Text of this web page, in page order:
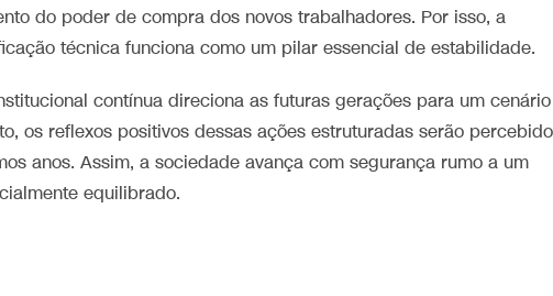
do poder de compra dos novos trabalhadores. Por isso, a
técnica funciona como um pilar essencial de estabilidade.
contínua direciona as futuras gerações para um cenário
os reflexos positivos dessas ações estruturadas serão
anos. Assim, a sociedade avança com segurança rumo a um
equilibrado.